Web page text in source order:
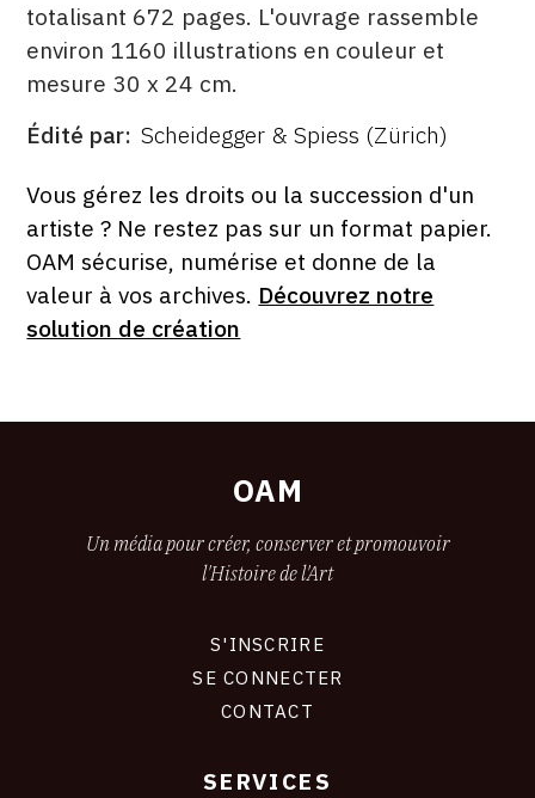
totalisant 672 pages. L'ouvrage rassemble
environ 1160 illustrations en couleur et
mesure 30 x 24 cm.
ÉDITÉ
Édité par Scheidegger & Spiess (Zürich)
FORMAT
ÉTAT
Vous gérez les droits ou la succession d'un
artiste ? Ne restez pas sur un format papier.
OAM sécurise, numérise et donne de la
valeur à vos archives. Découvrez notre
solution de création
OAM
Un média pour créer, conserver et promouvoir
l'Histoire de l'Art
S'INSCRIRE
SE CONNECTER
CONTACT
SERVICES